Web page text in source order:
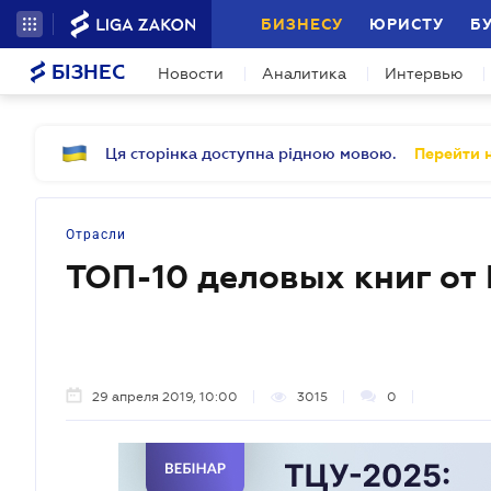
БИЗНЕСУ ЮРИСТУ
БІЗНЕС Новости Аналитика Интервью
Ця сторінка доступна рідною мовою. Перейти
Отрасли
ТОП-10 деловых книг от
29 апреля 2019, 10:00 3015 0